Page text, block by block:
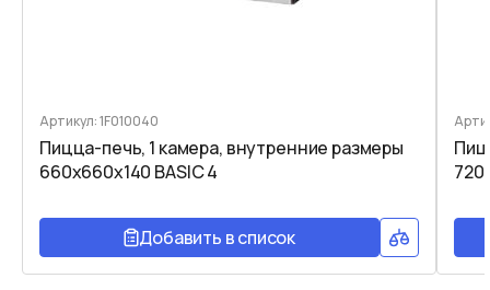
Артикул: 1F010040
Пицца-печь, 1 камера, внутренние размеры
660x660x140 BASIC 4
Добавить в список